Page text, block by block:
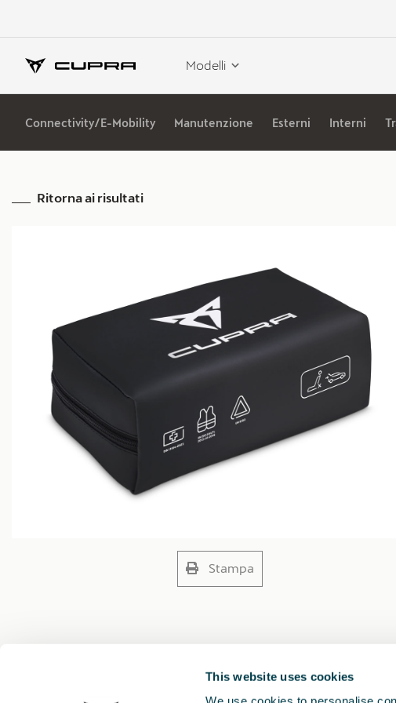
This website uses cookies
Modelli
Connectivity/E-Mobility Manutenzione Esterni Interni
Ritorna ai risultati
Stampa